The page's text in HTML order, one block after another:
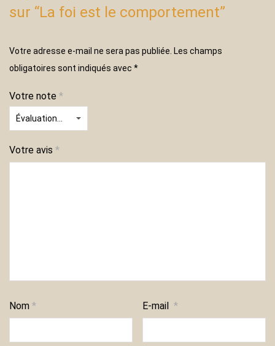
sur “La foi est le comportement”
Votre adresse e-mail ne sera pas publiée. Les champs
obligatoires sont indiqués avec *
Votre note *
Votre avis *
Nom * E-mail*